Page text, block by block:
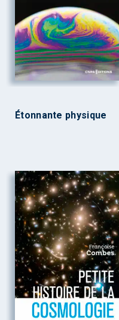
Étonnante physique